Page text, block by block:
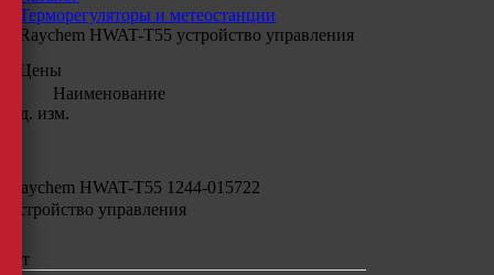
Терморегуляторы и метеостанции
Raychem HWAT-T55 устройство управления
Цены
Наименование
Ед. изм.
Raychem HWAT-T55 1244-015722
устройство управления
шт